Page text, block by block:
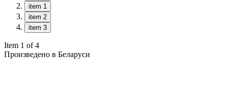
item 1
item 2
item 3
Item 1 of 4
Произведено в Беларуси